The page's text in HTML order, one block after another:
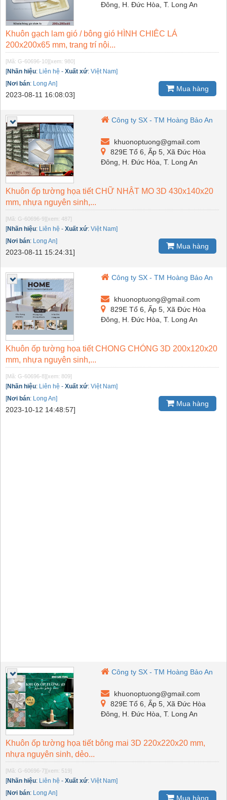
Đông, H. Đức Hòa, T. Long An
Khuôn gạch lam gió / bông gió HÌNH CHIÊC LÁ
200x200x65 mm, trang trí nội...
[Mã: G-60696-10] [xem: 980]
[Nhãn hiệu: Liên hệ - Xuất xứ: Việt Nam]
[Nơi bán: Long An]
2023-08-11 16:08:03]
Mua hàng
Công ty SX - TM Hoàng Bảo An
khuonoptuong@gmail.com
829E Tổ 6, Ấp 5, Xã Đức Hòa
Đông, H. Đức Hòa, T. Long An
Khuôn ốp tường họa tiết CHỮ NHẬT MO 3D 430x140x20
mm, nhựa nguyên sinh,...
[Mã: G-60696-9] [xem: 487]
[Nhãn hiệu: Liên hệ - Xuất xứ: Việt Nam]
[Nơi bán: Long An]
2023-08-11 15:24:31]
Mua hàng
Công ty SX - TM Hoàng Bảo An
khuonoptuong@gmail.com
829E Tổ 6, Ấp 5, Xã Đức Hòa
Đông, H. Đức Hòa, T. Long An
Khuôn ốp tường họa tiết CHONG CHÓNG 3D 200x120x20
mm, nhựa nguyên sinh,...
[Mã: G-60696-8] [xem: 809]
[Nhãn hiệu: Liên hệ - Xuất xứ: Việt Nam]
[Nơi bán: Long An]
2023-10-12 14:48:57]
Mua hàng
Công ty SX - TM Hoàng Bảo An
khuonoptuong@gmail.com
829E Tổ 6, Ấp 5, Xã Đức Hòa
Đông, H. Đức Hòa, T. Long An
Khuôn ốp tường họa tiết bông mai 3D 220x220x20 mm,
nhựa nguyên sinh, dẻo...
[Mã: G-60696-7] [xem: 519]
[Nhãn hiệu: Liên hệ - Xuất xứ: Việt Nam]
[Nơi bán: Long An]
Mua hàng